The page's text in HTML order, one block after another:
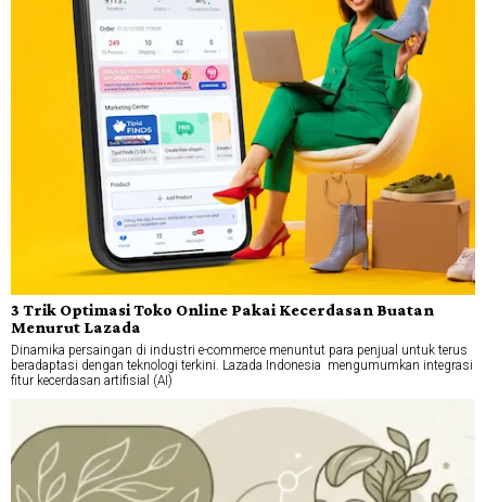
3 Trik Optimasi Toko Online Pakai Kecerdasan Buatan
Menurut Lazada
Dinamika persaingan di industri e-commerce menuntut para penjual untuk terus
beradaptasi dengan teknologi terkini. Lazada Indonesia mengumumkan integrasi
fitur kecerdasan artifisial (AI)